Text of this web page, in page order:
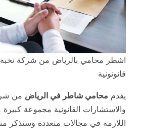
اشطر محامي بالرياض من شركة نخبة
قانونونية
يقدم محامي شاطر في الرياض من
والاستشارات القانونية مجموعة
اللازمة في مجالات متعددة وسنذكر